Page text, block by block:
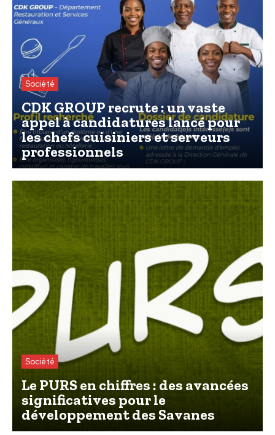
Société
CDK GROUP recrute : un vaste
appel à candidatures lancé pour
les chefs cuisiniers et serveurs
professionnels
Société
Le PURS en chiffres : des avancées
significatives pour le
développement des Savanes